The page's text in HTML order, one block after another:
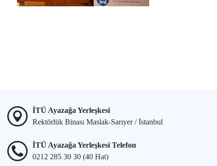
İTÜ Ayazağa Yerleşkesi
Rektörlük Binası Maslak-Sarıyer / İstanbul
İTÜ Ayazağa Yerleşkesi Telefon
0212 285 30 30 (40 Hat)